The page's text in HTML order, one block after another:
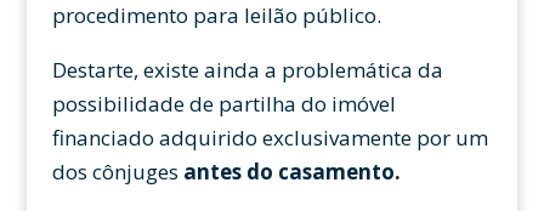
procedimento para leilão público.
Destarte, existe ainda a problemática da
possibilidade de partilha do imóvel
financiado adquirido exclusivamente por um
dos cônjuges antes do casamento.